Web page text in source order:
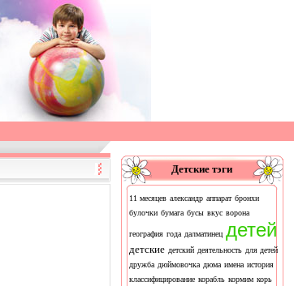
Детские тэги
11 месяцев александр аппарат бронхи
булочки бумага бусы вкус ворона
география года далматинец детей
детские детский деятельность для детей
дружба дюймовочка дюма имена история
классифицирование корабль кормим корь